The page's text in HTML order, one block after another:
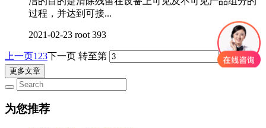
过程，并达到可接...
2021-02-23 root 393
上一页1 23下一页 转至第
更多文章
为您推荐